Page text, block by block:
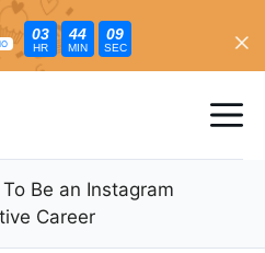
03
HR
44
MIN
07
SEC
Be an Instagram
Career